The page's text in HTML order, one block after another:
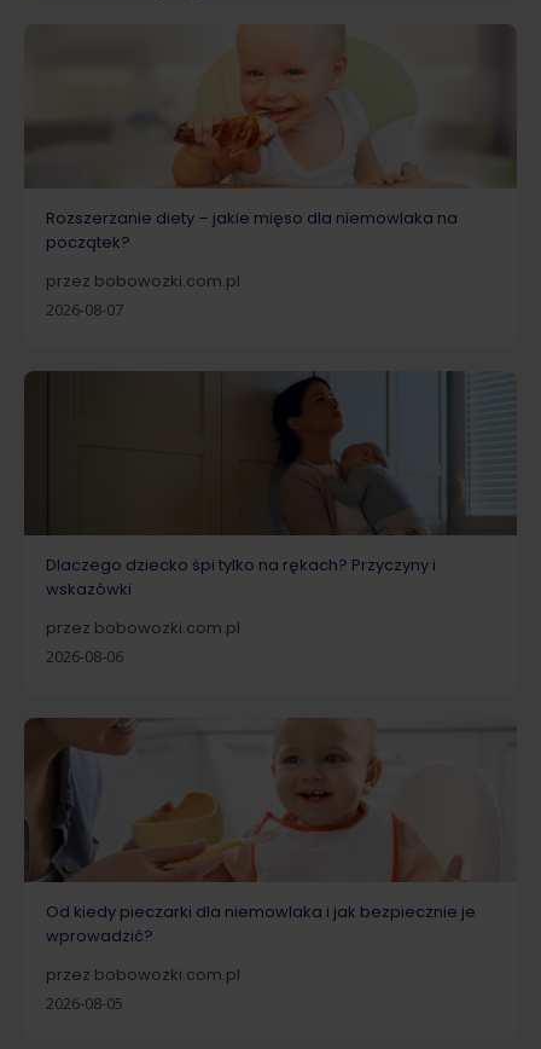
Rozszerzanie diety – jakie mięso dla niemowlaka na
początek?
przez bobowozki.com.pl
2026-08-07
Dlaczego dziecko śpi tylko na rękach? Przyczyny i
wskazówki
przez bobowozki.com.pl
2026-08-06
Od kiedy pieczarki dla niemowlaka i jak bezpiecznie je
wprowadzić?
przez bobowozki.com.pl
2026-08-05